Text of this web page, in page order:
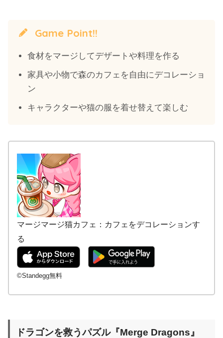
Game Point!!
食材をマージしてデザートや料理を作る
家具や小物で森のカフェを自由にデコレーショ
ン
キャラクターや猫の服を着せ替えて楽しむ
マージマージ猫カフェ：カフェをデコレーションす
る
©Standegg無料
ドラゴンを救うパズル『Merge Dragons』